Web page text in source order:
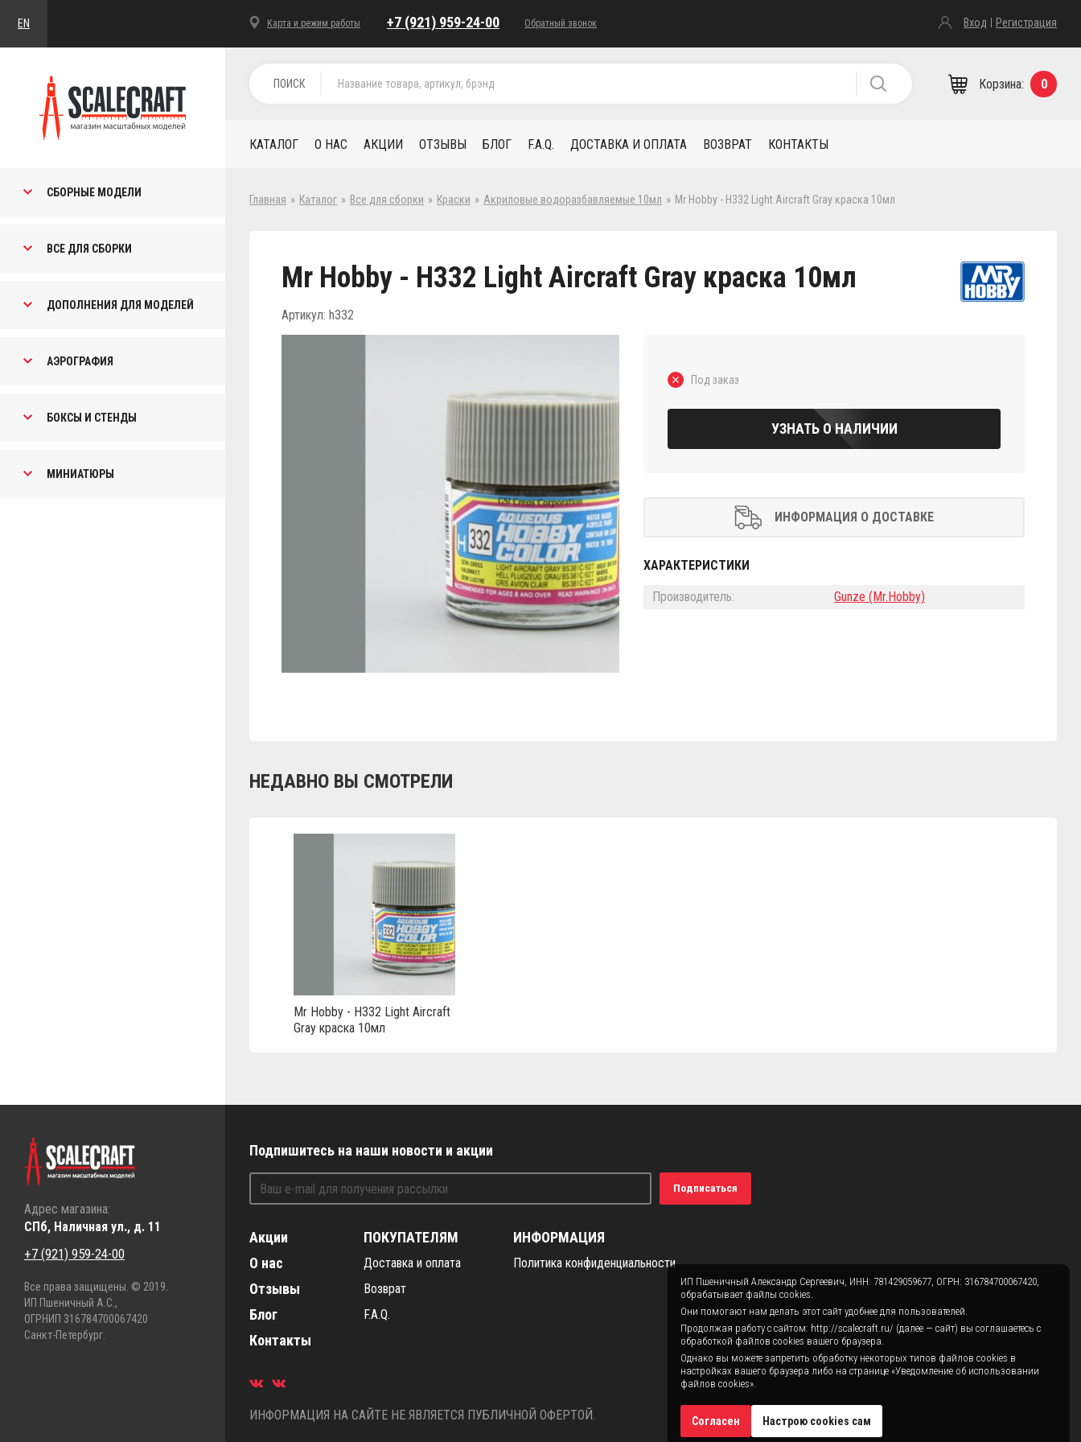
EN Карта и режим работы +7 (921) 959-24-00 Обратный звонок Вход Регистрация
СБОРНЫЕ МОДЕЛИ
ВСЕ ДЛЯ СБОРКИ
ДОПОЛНЕНИЯ ДЛЯ МОДЕЛЕЙ
АЭРОГРАФИЯ
БОКСЫ И СТЕНДЫ
МИНИАТЮРЫ
ПОИСК 0
Корзина:
КАТАЛОГ О НАС АКЦИИ ОТЗЫВЫ БЛОГ F.A.Q. ДОСТАВКА И ОПЛАТА ВОЗВРАТ КОНТАКТЫ
Главная » Каталог » Все для сборки » Краски » Акриловые водоразбавляемые 10мл » Mr Hobby - H332 Light Aircraft Gray краска 10мл
Mr Hobby - H332 Light Aircraft Gray краска 10мл
Артикул: h332
Под заказ
УЗНАТЬ О НАЛИЧИИ
ИНФОРМАЦИЯ О ДОСТАВКЕ
ХАРАКТЕРИСТИКИ
Производитель: Gunze (Mr.Hobby)
НЕДАВНО ВЫ СМОТРЕЛИ
Mr Hobby - H332 Light Aircraft
Gray краска 10мл
Адрес магазина:
СПб, Наличная ул., д. 11
+7 (921) 959-24-00
Все права защищены. © 2019.
ИП Пшеничный А.С.,
ОГРНИП 316784700067420
Санкт-Петербург.
Подпишитесь на наши новости и акции
Подписаться
Акции
О нас
Отзывы
Блог
Контакты
ПОКУПАТЕЛЯМ
Доставка и оплата
Возврат
F.A.Q.
ИНФОРМАЦИЯ
Политика конфиденциальности
ИНФОРМАЦИЯ НА САЙТЕ НЕ ЯВЛЯЕТСЯ ПУБЛИЧНОЙ ОФЕРТОЙ.
ИП Пшеничный Александр Сергеевич, ИНН: 781429059677, ОГРН: 316784700067420,
обрабатывает файлы cookies.
Они помогают нам делать этот сайт удобнее для пользователей.
Продолжая работу с сайтом: http://scalecraft.ru/ (далее — сайт) вы соглашаетесь с
обработкой файлов cookies вашего браузера.
Однако вы можете запретить обработку некоторых типов файлов cookies в
настройках вашего браузера либо на странице «Уведомление об использовании
файлов cookies».
Согласен Настрою cookies сам